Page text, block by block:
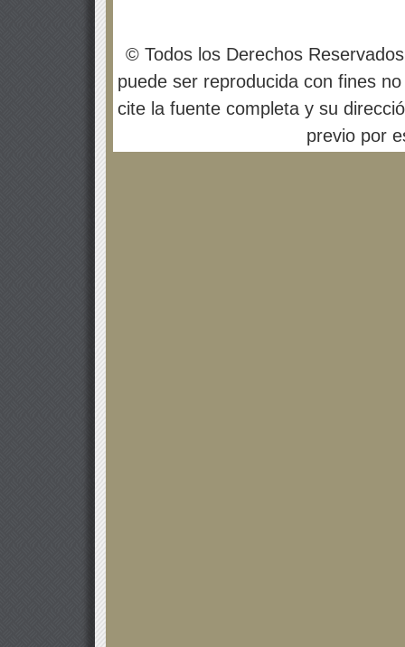
© Todos los Derechos
puede ser reproducida con fines
cite la fuente completa y su
previo por